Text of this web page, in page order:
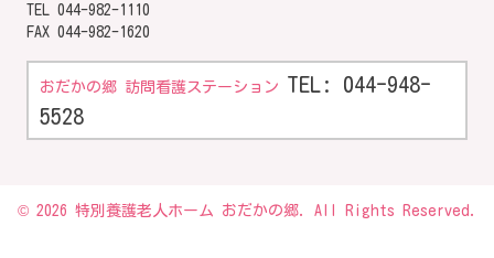
TEL 044-982-1110
FAX 044-982-1620
おだかの郷 訪問看護ステーション TEL: 044-948-
5528
© 2026 特別養護老人ホーム おだかの郷. All Rights Reserved.